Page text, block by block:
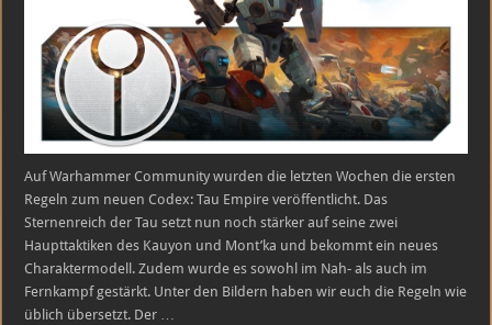
zum
Codex:
Tau
Empire
Auf Warhammer Community wurden die letzten Wochen die ersten
Regeln zum neuen Codex: Tau Empire veröffentlicht. Das
Sternenreich der Tau setzt nun noch stärker auf seine zwei
Haupttaktiken des Kauyon und Mont’ka und bekommt ein neues
Charaktermodell. Zudem wurde es sowohl im Nah- als auch im
Fernkampf gestärkt. Unter den Bildern haben wir euch die Regeln wie
üblich übersetzt. Der …